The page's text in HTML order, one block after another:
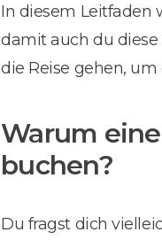
In diesem Leitfaden
damit auch du
die Reise gehen,
Warum
buchen?
Du fragst dich